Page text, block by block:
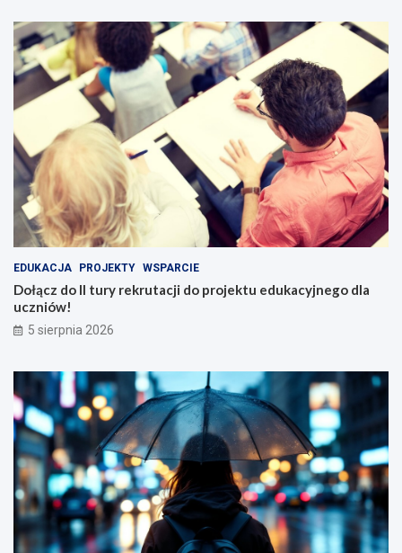
EDUKACJA PROJEKTY WSPARCIE
Dołącz do II tury rekrutacji do projektu edukacyjnego dla
uczniów!
5 sierpnia 2026